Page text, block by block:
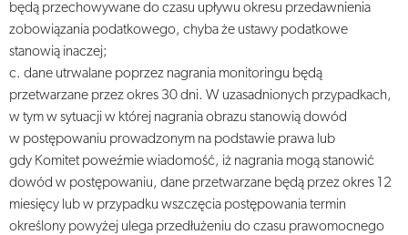
będą przechowywane do czasu upływu okresu przedawnienia
zobowiązania podatkowego, chyba że ustawy podatkowe
stanowią inaczej;
c. dane utrwalane poprzez nagrania monitoringu będą
przetwarzane przez okres 30 dni. W uzasadnionych przypadkach,
w tym w sytuacji w której nagrania obrazu stanowią dowód
w postępowaniu prowadzonym na podstawie prawa lub
gdy Komitet poweźmie wiadomość, iż nagrania mogą stanowić
dowód w postępowaniu, dane przetwarzane będą przez okres 12
miesięcy lub w przypadku wszczęcia postępowania termin
określony powyżej ulega przedłużeniu do czasu prawomocnego